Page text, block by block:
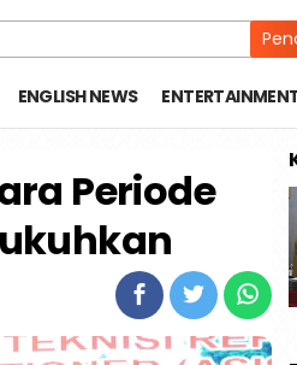
ENGLISH NEWS
Periode